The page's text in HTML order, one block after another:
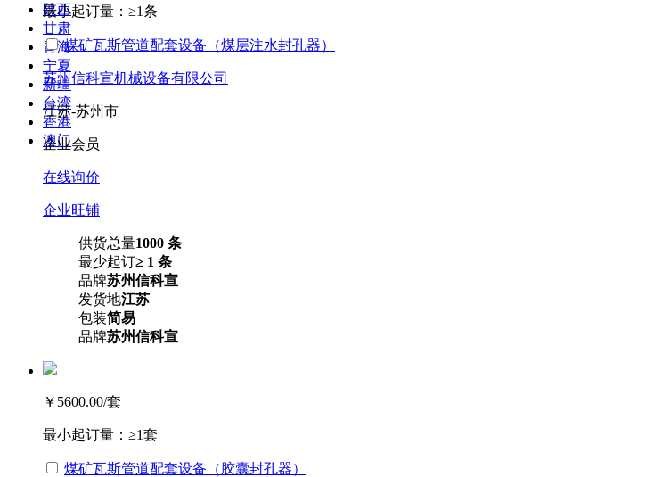
陕西
甘肃
青海
宁夏
新疆
台湾
香港
澳门
最小起订量： ≥1条
煤矿瓦斯管道配套设备（煤层注水封孔器）
苏州信科宣机械设备有限公司
江苏-苏州市
企业会员
在线询价
企业旺铺
供货总量1000 条
最少起订≥ 1 条
品牌苏州信科宣
发货地江苏
包装简易
品牌苏州信科宣
￥5600.00/套
最小起订量： ≥1套
煤矿瓦斯管道配套设备（胶囊封孔器）